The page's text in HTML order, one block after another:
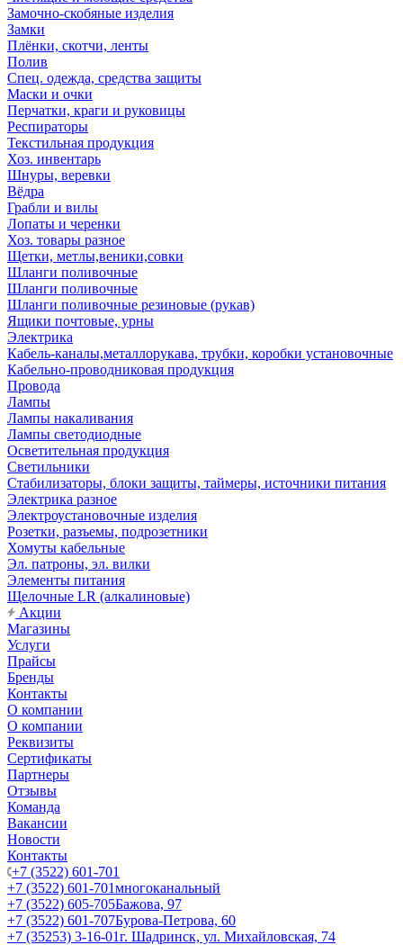
Замочно-скобяные изделия
Замки
Плёнки, скотчи, ленты
Полив
Спец. одежда, средства защиты
Маски и очки
Перчатки, краги и руковицы
Респираторы
Текстильная продукция
Хоз. инвентарь
Шнуры, веревки
Вёдра
Грабли и вилы
Лопаты и черенки
Хоз. товары разное
Щетки, метлы,веники,совки
Шланги поливочные
Шланги поливочные
Шланги поливочные резиновые (рукав)
Ящики почтовые, урны
Электрика
Кабель-каналы,металлорукава, трубки, коробки установочные
Кабельно-проводниковая продукция
Провода
Лампы
Лампы накаливания
Лампы светодиодные
Осветительная продукция
Светильники
Стабилизаторы, блоки защиты, таймеры, источники питания
Электрика разное
Электроустановочные изделия
Розетки, разъемы, подрозетники
Хомуты кабельные
Эл. патроны, эл. вилки
Элементы питания
Щелочные LR (алкалиновые)
Акции
Магазины
Услуги
Прайсы
Бренды
Контакты
О компании
О компании
Реквизиты
Сертификаты
Партнеры
Отзывы
Команда
Вакансии
Новости
Контакты
+7 (3522) 601-701
+7 (3522) 601-701многоканальный
+7 (3522) 605-705Бажова, 97
+7 (3522) 601-707Бурова-Петрова, 60
+7 (35253) 3-16-01г. Шадринск, ул. Михайловская, 74